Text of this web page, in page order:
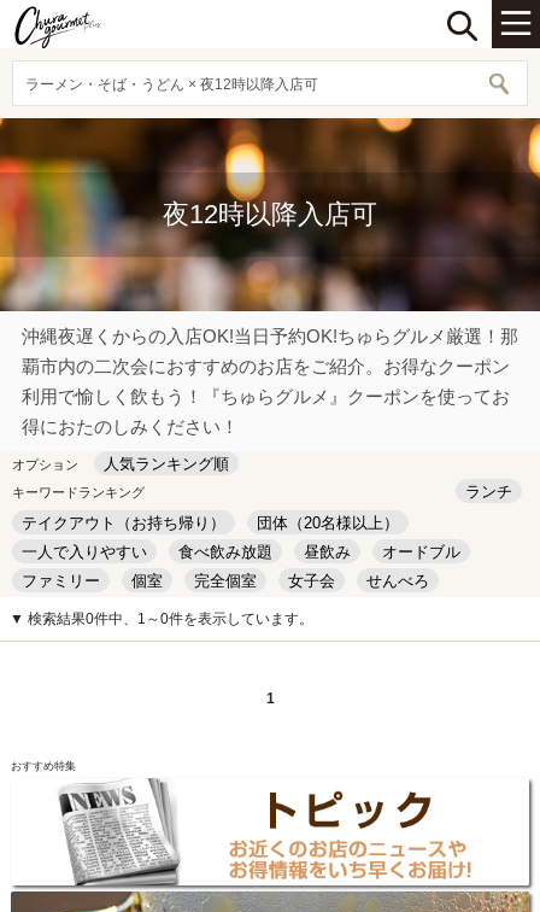
ラーメン・そば・うどん × 夜12時以降入店可
夜12時以降入店可
沖縄夜遅くからの入店OK!当日予約OK!ちゅらグルメ厳選！那
覇市内の二次会におすすめのお店をご紹介。お得なクーポン
利用で愉しく飲もう！『ちゅらグルメ』クーポンを使ってお
得におたのしみください！
オプション 人気ランキング順
キーワードランキング
ランチ
テイクアウト（お持ち帰り）
団体（20名様以上）
一人で入りやすい
食べ飲み放題 昼飲み
オードブル
ファミリー
個室 完全個室 女子会
せんべろ
キッズルーム
安い デート
▼ 検索結果0件中、1～0件を表示しています。
1
おすすめ特集